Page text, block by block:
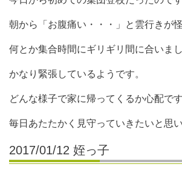
朝から「お腹痛い・・・」と雲行きが怪
何とか集合時間にギリギリ間に合いまし
かなり緊張しているようです。
どんな様子で家に帰ってくるか心配です
毎日あたたかく見守っていきたいと思い
2017/01/12 姪っ子